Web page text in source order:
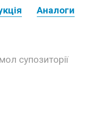
Аналоги
супозиторії